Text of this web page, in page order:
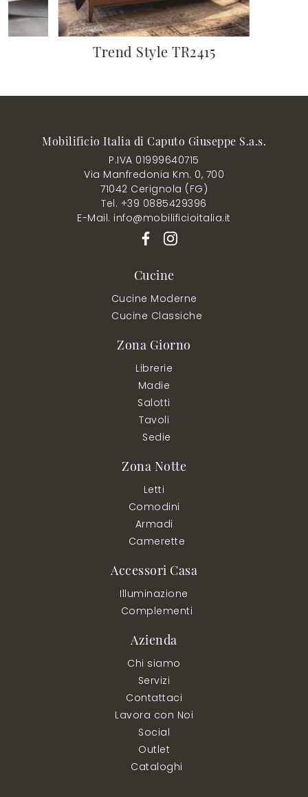
Trend Style TR2415
Mobilificio Italia di Caputo Giuseppe S.a.s.
P.IVA 01999640715
Via Manfredonia Km. 0, 700
71042 Cerignola (FG)
Tel. +39 0885429396
E-Mail. info@mobilificioitalia.it
Cucine
Cucine Moderne
Cucine Classiche
Zona Giorno
Librerie
Madie
Salotti
Tavoli
Sedie
Zona Notte
Letti
Comodini
Armadi
Camerette
Accessori Casa
Illuminazione
Complementi
Azienda
Chi siamo
Servizi
Contattaci
Lavora con Noi
Social
Outlet
Cataloghi